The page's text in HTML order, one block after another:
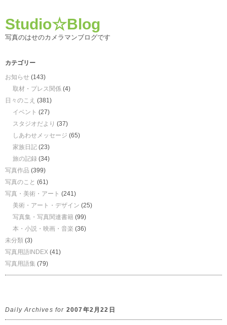
Studio☆Blog
写真のはせのカメラマンブログです
カテゴリー
お知らせ (143)
取材・プレス関係 (4)
日々のこえ (381)
イベント (27)
スタジオだより (37)
しあわせメッセージ (65)
家族日記 (23)
旅の記録 (34)
写真作品 (399)
写真のこと (61)
写真・美術・アート (241)
美術・アート・デザイン (25)
写真集・写真関連書籍 (99)
本・小説・映画・音楽 (36)
未分類 (3)
写真用語INDEX (41)
写真用語集 (79)
Daily Archives for 2007年2月22日